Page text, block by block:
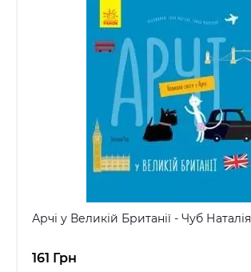
Арчі у Великій Британії - Чуб
161 Грн